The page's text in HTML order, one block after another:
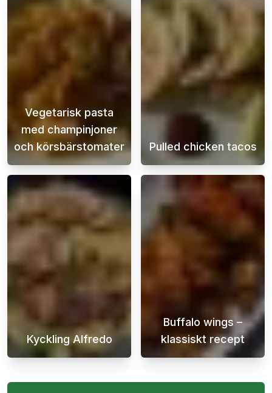
Vegetarisk pasta
med champinjoner
och körsbärstomater
En krämig vegetarisk pasta som du lagar
Pulled chicken tacos
Saftiga och
Kyckling Alfredo
Kyckling Alfredo är en maträtt som är
Buffalo wings –
klassiskt recept
Buffalo Wings